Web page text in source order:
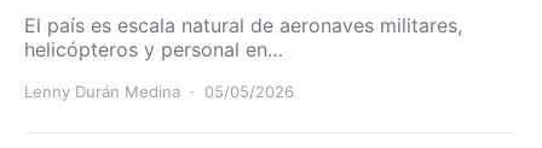
El país es escala natural de aeronaves militares,
helicópteros y personal en…
Lenny Durán Medina 05/05/2026